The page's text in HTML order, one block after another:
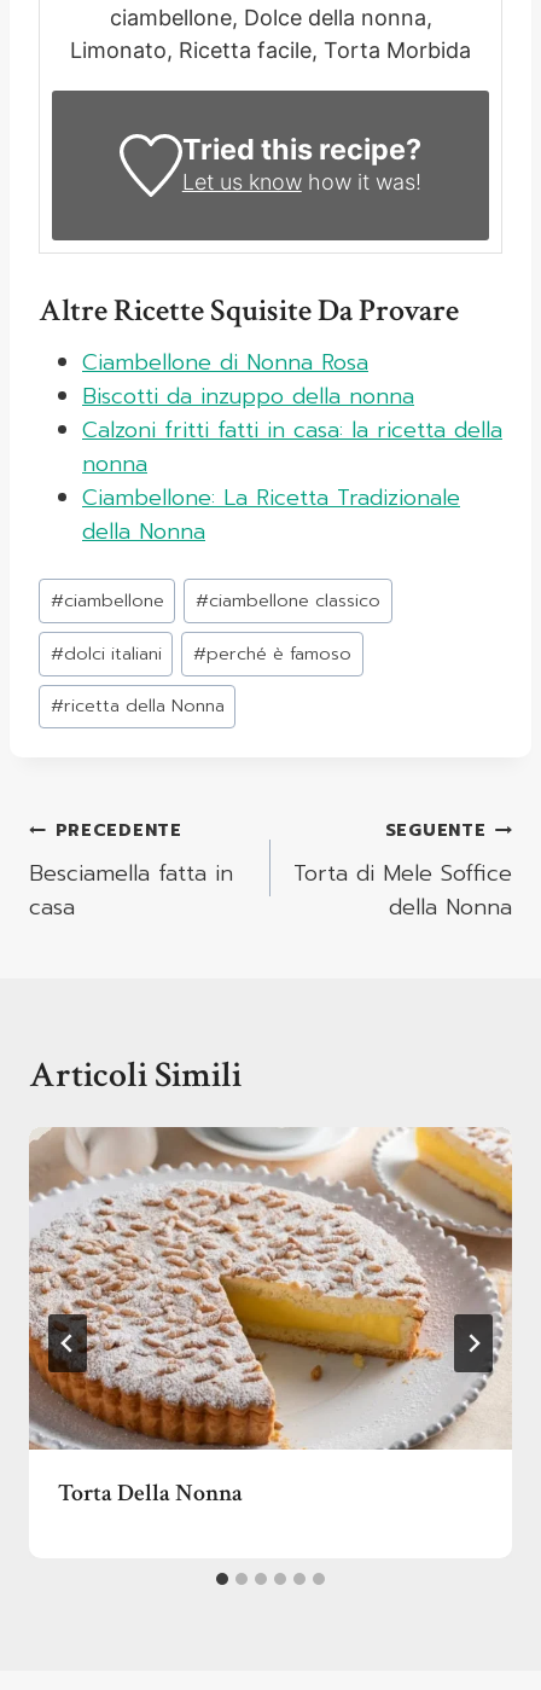
ciambellone, Dolce della nonna,
Limonato, Ricetta facile, Torta Morbida
Tried this recipe?
Let us knowhow it was!
Altre Ricette Squisite Da Provare
Ciambellone di Nonna Rosa
Biscotti da inzuppo della nonna
Calzoni fritti fatti in casa: la ricetta della
nonna
Ciambellone: La Ricetta Tradizionale
della Nonna
Tag
articolo:
#ciambellone #ciambellone classico
#dolci italiani #perché è famoso
#ricetta della Nonna
Navigazione
Articoli
PRECEDENTE
Besciamella fatta in
casa
SEGUENTE
Torta di Mele Soffice
della Nonna
Articoli Simili
Torta Della Nonna